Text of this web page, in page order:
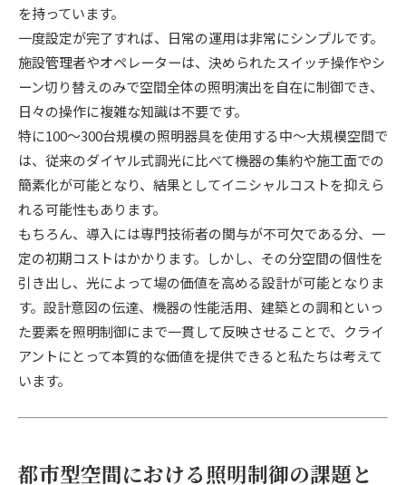
を持っています。
一度設定が完了すれば、日常の運用は非常にシンプルです。
施設管理者やオペレーターは、決められたスイッチ操作やシ
ーン切り替えのみで空間全体の照明演出を自在に制御でき、
日々の操作に複雑な知識は不要です。
特に100〜300台規模の照明器具を使用する中〜大規模空間で
は、従来のダイヤル式調光に比べて機器の集約や施工面での
簡素化が可能となり、結果としてイニシャルコストを抑えら
れる可能性もあります。
もちろん、導入には専門技術者の関与が不可欠である分、一
定の初期コストはかかります。しかし、その分空間の個性を
引き出し、光によって場の価値を高める設計が可能となりま
す。設計意図の伝達、機器の性能活用、建築との調和といっ
た要素を照明制御にまで一貫して反映させることで、クライ
アントにとって本質的な価値を提供できると私たちは考えて
います。
都市型空間における照明制御の課題と